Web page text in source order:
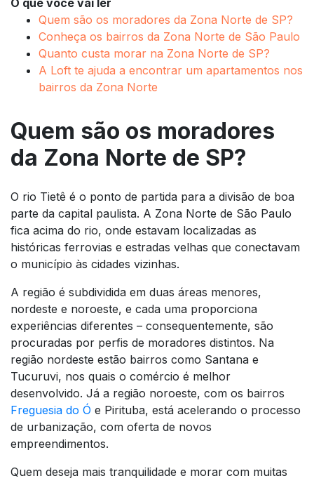
Quem são os moradores da Zona Norte de SP?
Conheça os bairros da Zona Norte de São Paulo
Quanto custa morar na Zona Norte de SP?
A Loft te ajuda a encontrar um apartamentos nos
bairros da Zona Norte
Quem são os moradores
da Zona Norte de SP?
O rio Tietê é o ponto de partida para a divisão de boa
parte da capital paulista. A Zona Norte de São Paulo
fica acima do rio, onde estavam localizadas as
históricas ferrovias e estradas velhas que conectavam
o município às cidades vizinhas.
A região é subdividida em duas áreas menores,
nordeste e noroeste, e cada uma proporciona
experiências diferentes – consequentemente, são
procuradas por perfis de moradores distintos. Na
região nordeste estão bairros como Santana e
Tucuruvi, nos quais o comércio é melhor
desenvolvido. Já a região noroeste, com os bairros
Freguesia do Ó e Pirituba, está acelerando o processo
de urbanização, com oferta de novos
empreendimentos.
Quem deseja mais tranquilidade e morar com muitas